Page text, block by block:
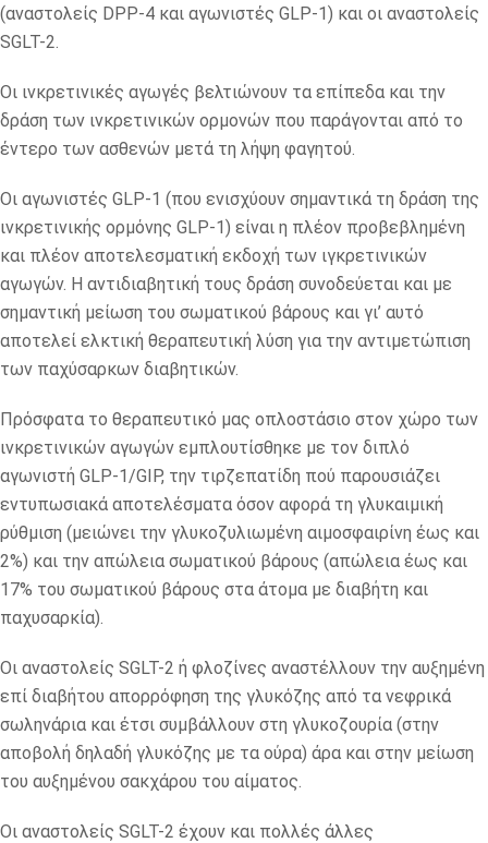
(αναστολείς DPP-4 και αγωνιστές GLP-1) και οι αναστολείς
SGLT-2.
Οι ινκρετινικές αγωγές βελτιώνουν τα επίπεδα και την
δράση των ινκρετινικών ορμονών που παράγονται από το
έντερο των ασθενών μετά τη λήψη φαγητού.
Οι αγωνιστές GLP-1 (που ενισχύουν σημαντικά τη δράση της
ινκρετινικής ορμόνης GLP-1) είναι η πλέον προβεβλημένη
και πλέον αποτελεσματική εκδοχή των ιγκρετινικών
αγωγών. Η αντιδιαβητική τους δράση συνοδεύεται και με
σημαντική μείωση του σωματικού βάρους και γι’ αυτό
αποτελεί ελκτική θεραπευτική λύση για την αντιμετώπιση
των παχύσαρκων διαβητικών.
Πρόσφατα το θεραπευτικό μας οπλοστάσιο στον χώρο των
ινκρετινικών αγωγών εμπλουτίσθηκε με τον διπλό
αγωνιστή GLP-1/GIP, την τιρζεπατίδη πού παρουσιάζει
εντυπωσιακά αποτελέσματα όσον αφορά τη γλυκαιμική
ρύθμιση (μειώνει την γλυκοζυλιωμένη αιμοσφαιρίνη έως και
2%) και την απώλεια σωματικού βάρους (απώλεια έως και
17% του σωματικού βάρους στα άτομα με διαβήτη και
παχυσαρκία).
Οι αναστολείς SGLT-2 ή φλοζίνες αναστέλλουν την αυξημένη
επί διαβήτου απορρόφηση της γλυκόζης από τα νεφρικά
σωληνάρια και έτσι συμβάλλουν στη γλυκοζουρία (στην
αποβολή δηλαδή γλυκόζης με τα ούρα) άρα και στην μείωση
του αυξημένου σακχάρου του αίματος.
Οι αναστολείς SGLT-2 έχουν και πολλές άλλες